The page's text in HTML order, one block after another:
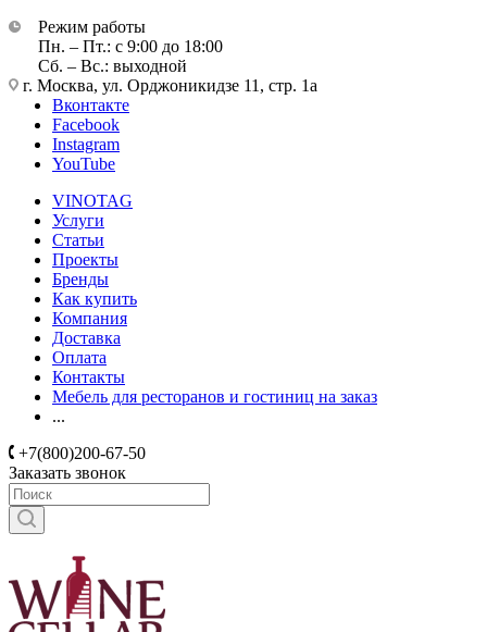
Режим работы
Пн. – Пт.: с 9:00 до 18:00
Сб. – Вс.: выходной
г. Москва, ул. Орджоникидзе 11, стр. 1а
Вконтакте
Facebook
Instagram
YouTube
VINOTAG
Услуги
Статьи
Проекты
Бренды
Как купить
Компания
Доставка
Оплата
Контакты
Мебель для ресторанов и гостиниц на заказ
...
+7(800)200-67-50
Заказать звонок